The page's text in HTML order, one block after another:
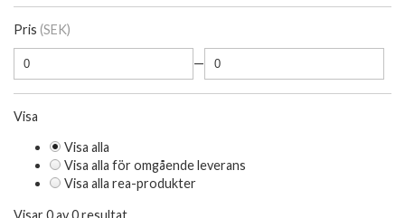
Pris (SEK)
—
Visa
Visa alla
Visa alla för omgående leverans
Visa alla rea-produkter
Visar 0 av 0 resultat